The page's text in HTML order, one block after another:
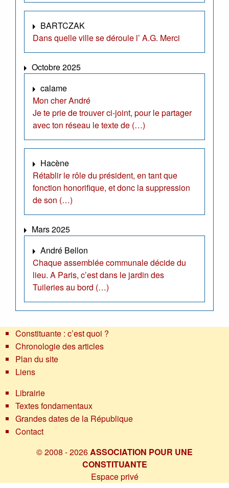
BARTCZAK
Dans quelle ville se déroule l’ A.G. Merci
Octobre 2025
calame
Mon cher André
Je te prie de trouver ci-joint, pour le partager
avec ton réseau le texte de (…)
Hacène
Rétablir le rôle du président, en tant que
fonction honorifique, et donc la suppression
de son (…)
Mars 2025
André Bellon
Chaque assemblée communale décide du
lieu. A Paris, c’est dans le jardin des
Tuileries au bord (…)
Constituante : c’est quoi ?
Chronologie des articles
Plan du site
Liens
Librairie
Textes fondamentaux
Grandes dates de la République
Contact
© 2008 - 2026ASSOCIATION POUR UNE
CONSTITUANTE
Espace privé